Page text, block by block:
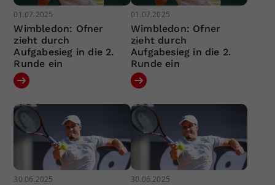
01.07.2025
Wimbledon: Ofner
zieht durch
Aufgabesieg in die 2.
Runde ein
01.07.2025
Wimbledon: Ofner
zieht durch
Aufgabesieg in die 2.
Runde ein
30.06.2025 30.06.2025